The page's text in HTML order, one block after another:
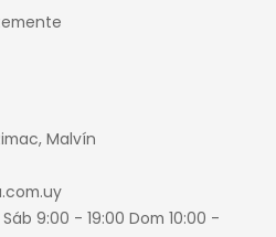
Malvín
9:00 - 19:00 Dom 10:00 -